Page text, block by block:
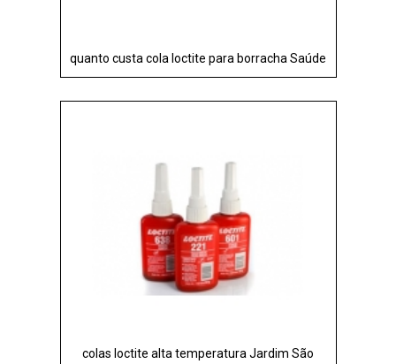
quanto custa cola loctite para borracha Saúde
colas loctite alta temperatura Jardim São